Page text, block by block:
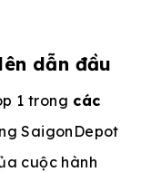
dẫn đầu
1 trong các
SaigonDepot
cuộc hành